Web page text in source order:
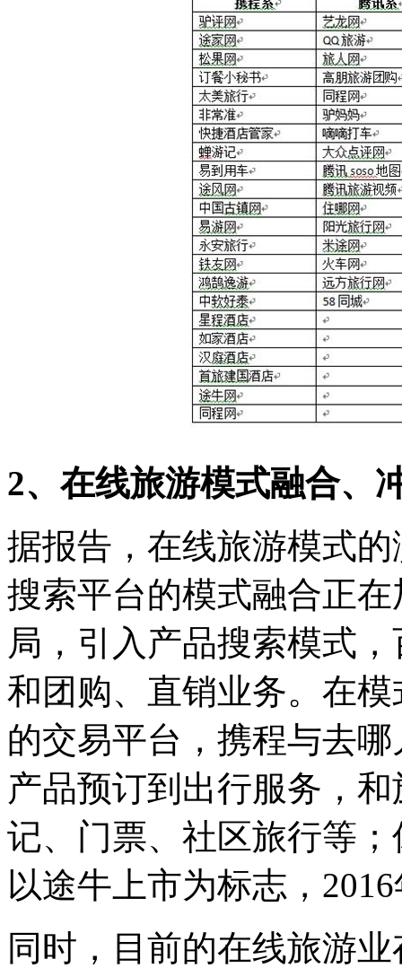
2、在线旅游模式融合、
据报告，在线旅游模式
搜索平台的模式融合正
局，引入产品搜索模式
和团购、直销业务。在
的交易平台，携程与去
产品预订到出行服务，
记、门票、社区旅行等
以途牛上市为标志，
同时，目前的在线旅游